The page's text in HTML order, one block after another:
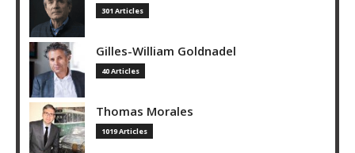
301 Articles
Gilles-William Goldnadel
40 Articles
Thomas Morales
1019 Articles